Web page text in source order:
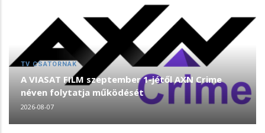
TV CSATORNÁK
A VIASAT FILM szeptember 1-jétől AXN Crime
néven folytatja működését
2026-08-07